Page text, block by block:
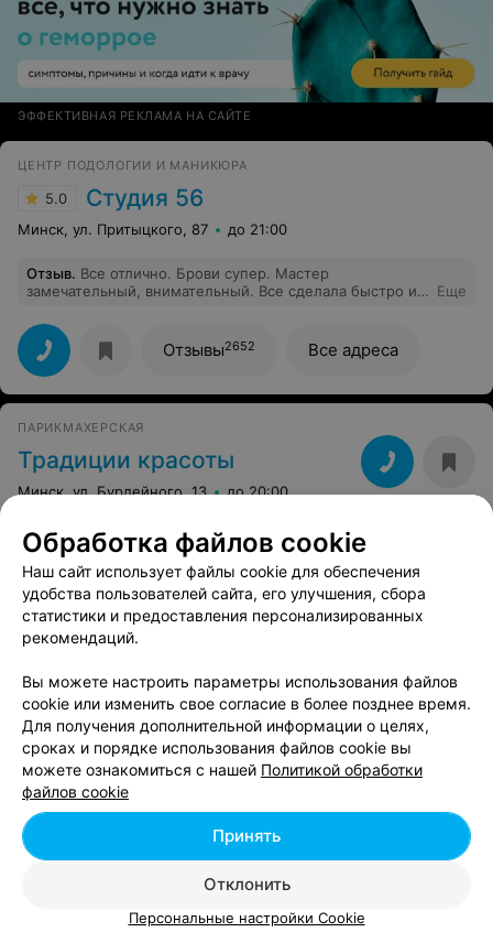
ЭФФЕКТИВНАЯ РЕКЛАМА НА САЙТЕ
ЦЕНТР ПОДОЛОГИИ И МАНИКЮРА
5.0 Студия 56
Минск, ул. Притыцкого, 87 до 21:00
Отзыв. Все отлично. Брови супер. Мастер
замечательный, внимательный. Все сделала быстро и
Еще
Отзывы2652 Все адреса
ПАРИКМАХЕРСКАЯ
Традиции красоты
Минск, ул. Бурдейного, 13 до 20:00
Смотрите также
Наращивание ногтей возле метро Кунцевщина в
Долговременное покрытие ногтей возле метро
Кунцевщина в Минске
Маникюрные салоны у станции метро
Обработка файлов cookie
Наш сайт использует файлы cookie для обеспечения
удобства пользователей сайта, его улучшения, сбора
статистики и предоставления персонализированных
рекомендаций.
Вы можете настроить параметры использования файлов
cookie или изменить свое согласие в более позднее время.
Для получения дополнительной информации о целях,
сроках и порядке использования файлов cookie вы
можете ознакомиться с нашей Политикой обработки
файлов cookie
Отклонить
Принять
Персональные настройки Cookie